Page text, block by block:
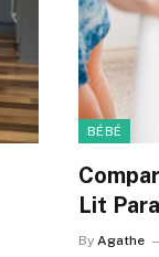
BÉBÉ
Lit
By Agathe